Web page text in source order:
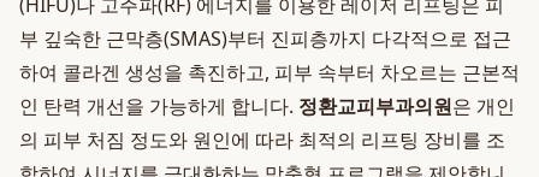
부 깊숙한 근막층(SMAS)부터 진피층까지 다각적으로 접근
하여 콜라겐 생성을 촉진하고, 피부 속부터 차오르는 근본적
인 탄력 개선을 가능하게 합니다. 정환교피부과의원은 개인
의 피부 처짐 정도와 원인에 따라 최적의 리프팅 장비를 조